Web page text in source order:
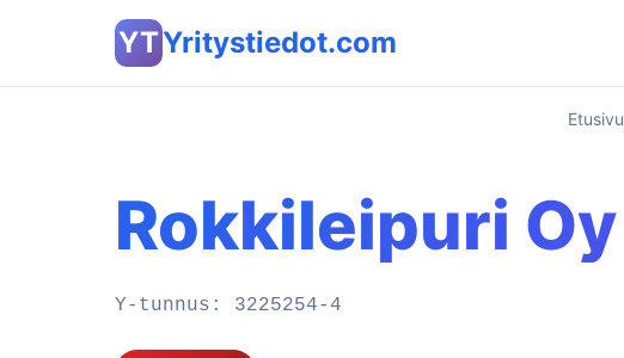
YTYritystiedot.com
Etusivu
Rokkileipuri Oy
Y-tunnus: 3225254-4